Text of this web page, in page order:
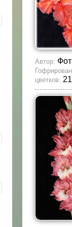
Автор:
цветков: